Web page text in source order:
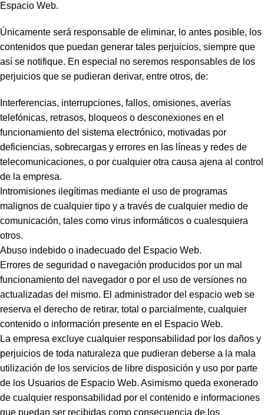
Espacio Web.
Únicamente será responsable de eliminar, lo antes posible, los
contenidos que puedan generar tales perjuicios, siempre que
así se notifique. En especial no seremos responsables de los
perjuicios que se pudieran derivar, entre otros, de:
Interferencias, interrupciones, fallos, omisiones, averías
telefónicas, retrasos, bloqueos o desconexiones en el
funcionamiento del sistema electrónico, motivadas por
deficiencias, sobrecargas y errores en las líneas y redes de
telecomunicaciones, o por cualquier otra causa ajena al control
de la empresa.
Intromisiones ilegítimas mediante el uso de programas
malignos de cualquier tipo y a través de cualquier medio de
comunicación, tales como virus informáticos o cualesquiera
otros.
Abuso indebido o inadecuado del Espacio Web.
Errores de seguridad o navegación producidos por un mal
funcionamiento del navegador o por el uso de versiones no
actualizadas del mismo. El administrador del espacio web se
reserva el derecho de retirar, total o parcialmente, cualquier
contenido o información presente en el Espacio Web.
La empresa excluye cualquier responsabilidad por los daños y
perjuicios de toda naturaleza que pudieran deberse a la mala
utilización de los servicios de libre disposición y uso por parte
de los Usuarios de Espacio Web. Asimismo queda exonerado
de cualquier responsabilidad por el contenido e informaciones
que puedan ser recibidas como consecuencia de los